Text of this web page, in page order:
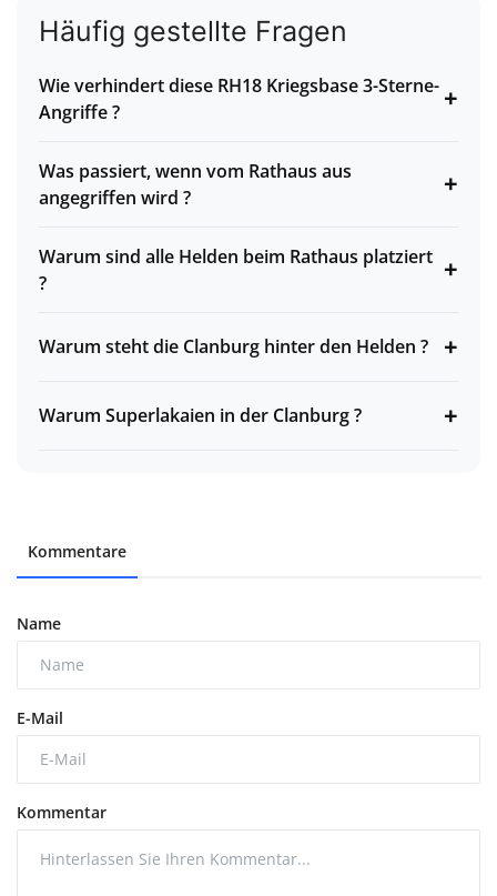
Häufig gestellte Fragen
Wie verhindert diese RH18 Kriegsbase 3-Sterne-
Angriffe ?
+
Was passiert, wenn vom Rathaus aus
angegriffen wird ?
+
Warum sind alle Helden beim Rathaus platziert
?
+
Warum steht die Clanburg hinter den Helden ? +
Warum Superlakaien in der Clanburg ? +
Kommentare
Name
E-Mail
Kommentar